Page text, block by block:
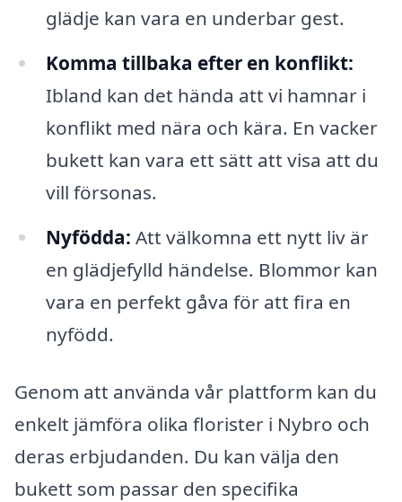
glädje kan vara en underbar gest.
Komma tillbaka efter en konflikt:
Ibland kan det hända att vi hamnar i
konflikt med nära och kära. En vacker
bukett kan vara ett sätt att visa att du
vill försonas.
Nyfödda: Att välkomna ett nytt liv är
en glädjefylld händelse. Blommor kan
vara en perfekt gåva för att fira en
nyfödd.
Genom att använda vår plattform kan du
enkelt jämföra olika florister i Nybro och
deras erbjudanden. Du kan välja den
bukett som passar den specifika